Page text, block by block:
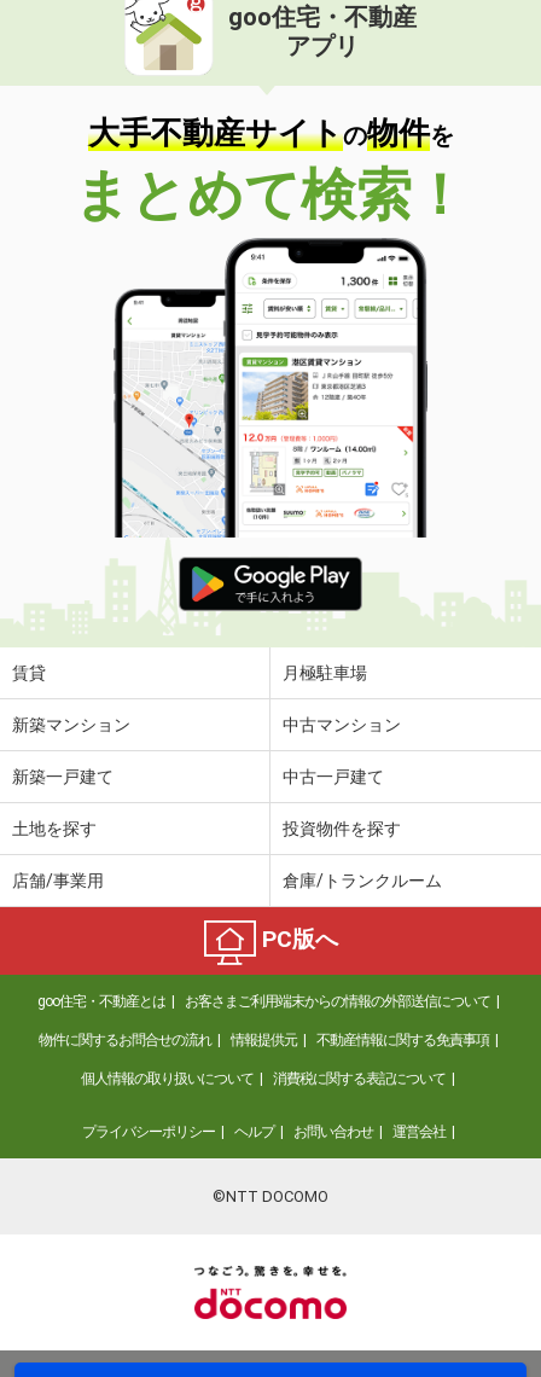
goo住宅・不動産
アプリ
大手不動産サイトの物件を
まとめて検索！
賃貸 月極駐車場
新築マンション 中古マンション
新築一戸建て 中古一戸建て
土地を探す 投資物件を探す
店舗/事業用 倉庫/トランクルーム
PC版へ
goo住宅・不動産とは お客さまご利用端末からの情報の外部送信について
物件に関するお問合せの流れ 情報提供元 不動産情報に関する免責事項
個人情報の取り扱いについて 消費税に関する表記について
プライバシーポリシー ヘルプ お問い合わせ 運営会社
©NTT DOCOMO